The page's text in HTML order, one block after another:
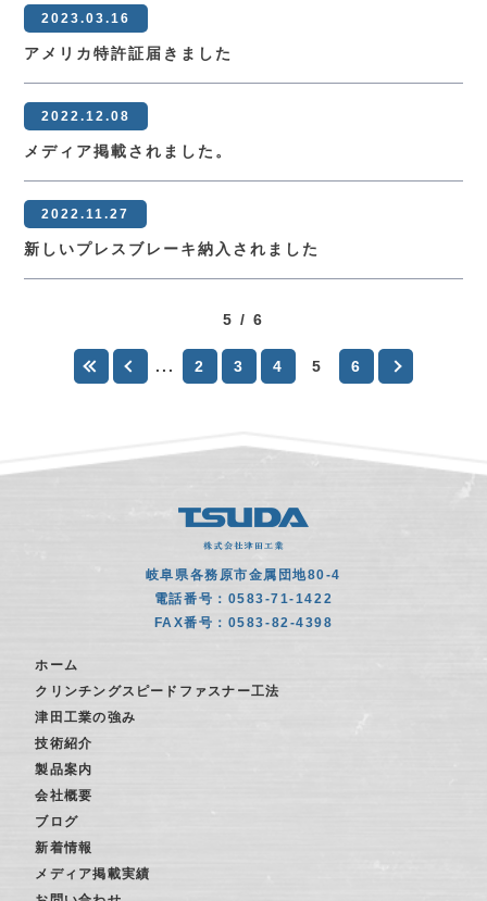
2023.03.16
アメリカ特許証届きました
2022.12.08
メディア掲載されました。
2022.11.27
新しいプレスブレーキ納入されました
5 / 6
... 2 3 4 5 6
岐阜県各務原市金属団地80-4
電話番号：0583-71-1422
FAX番号：0583-82-4398
ホーム
クリンチングスピードファスナー工法
津田工業の強み
技術紹介
製品案内
会社概要
ブログ
新着情報
メディア掲載実績